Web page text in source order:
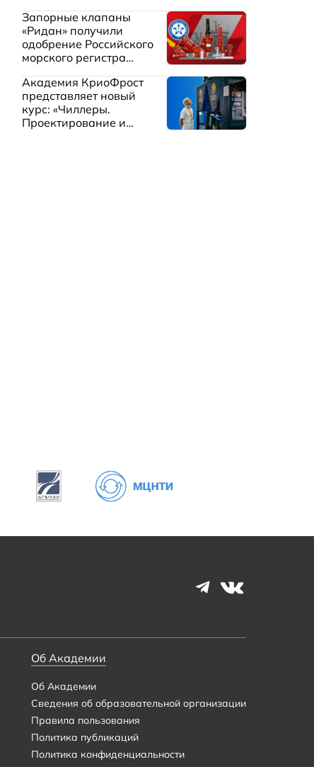
Запорные клапаны
«Ридан» получили
одобрение Российского
морского регистра
Академия КриоФрост
представляет новый
курс: «Чиллеры.
Проектирование и
Об Академии
Об Академии
Сведения об образовательной организации
Правила пользования
Политика публикаций
Политика конфиденциальности